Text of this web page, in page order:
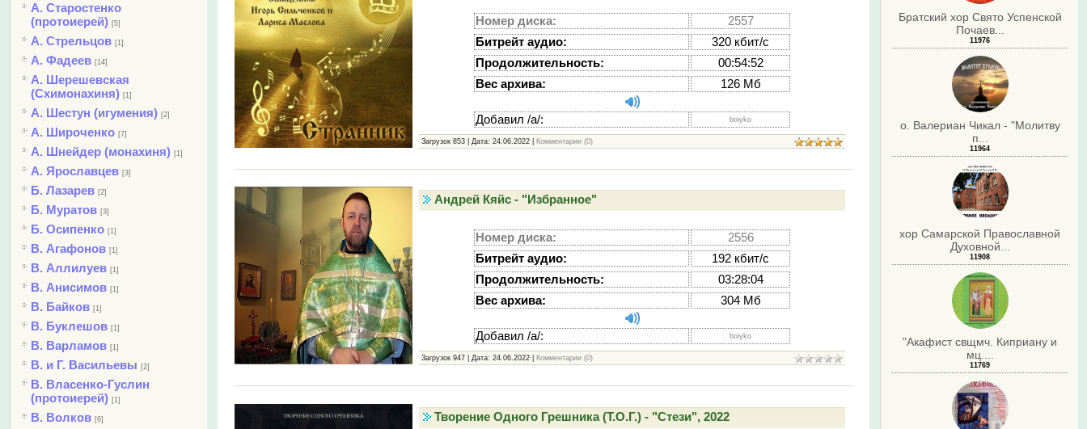
А. Старостенко
(протоиерей) [5]
А. Стрельцов [1]
А. Фадеев [14]
А. Шерешевская
(Схимонахиня) [1]
А. Шестун (игумения) [2]
А. Широченко [7]
А. Шнейдер (монахиня) [1]
А. Ярославцев [3]
Б. Лазарев [2]
Б. Муратов [3]
Б. Осипенко [1]
В. Агафонов [1]
В. Аллилуев [1]
В. Анисимов [1]
В. Байков [1]
В. Буклешов [1]
В. Варламов [1]
В. и Г. Васильевы [2]
В. Власенко-Гуслин
(протоиерей) [1]
В. Волков [6]
Братский хор Свято Успенской
Почаев...
11976
о. Валериан Чикал - "Молитву
п...
11964
хор Самарской Православной
Духовной...
11908
"Акафист свщмч. Киприану и
мц....
11769
Номер диска:
2557
Битрейт аудио:
320 кбит/с
Продолжительность:
00:54:52
Вес архива:
126 Мб
Добавил /а/: boiyko
Загрузок 853 | Дата:24.06.2022 Комментарии (0)
Андрей Кяйс - "Избранное"
Номер диска:
2556
Битрейт аудио:
192 кбит/с
Продолжительность:
03:28:04
Вес архива:
304 Мб
Добавил /а/: boiyko
Загрузок 947 | Дата:24.06.2022 Комментарии (0)
Творение Одного Грешника (Т.О.Г.) - "Стези", 2022